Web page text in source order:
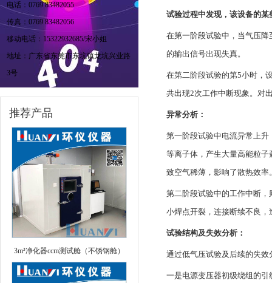
电话：0769 83482055
传真：0769 83482056
移动电话：15322932685/宋小姐
地址：广东省东莞市东坑镇龙坑兴业路
3号
推荐产品
3m³净化器ccm测试舱（不锈钢舱）
试验过程中发现，该设备的
在第一阶段试验中，当气压
的输出信号出现失真。
在第二阶段试验的第5小时，
共出现2次工作中断现象。对
异常分析：
第一阶段试验中电流异常上
等离子体，产生大量高能粒
致空气稀薄，影响了散热效率
第二阶段试验中的工作中断
小焊点开裂，连接断续不良
试验结构及失效分析：
通过低气压试验及后续的失
一是电源变压器初级绕组的